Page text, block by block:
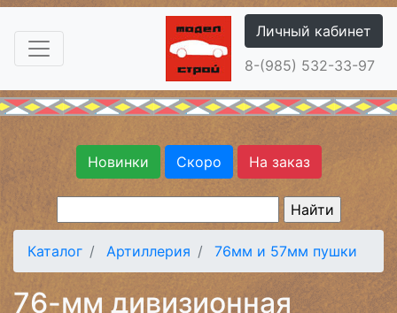
Личный кабинет
8-(985) 532-33-97
Новинки Скоро На заказ
Каталог Артиллерия 76мм и 57мм пушки
76-мм дивизионная